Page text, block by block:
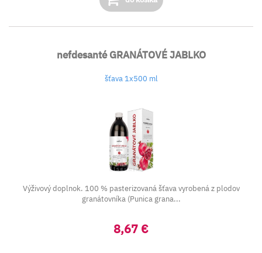
nefdesanté GRANÁTOVÉ JABLKO
šťava 1x500 ml
Výživový doplnok. 100 % pasterizovaná šťava vyrobená z plodov
granátovníka (Punica grana...
8,67 €